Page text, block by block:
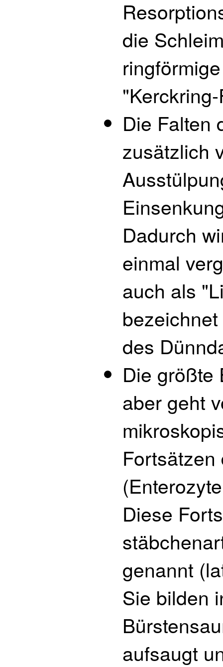
die
Die Falten
zusätzlich
Dadurch
einmal
auch als
des
Die größte
aber geht
Diese
genannt
Sie bilden
aufsaugt